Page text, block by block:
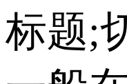
标题;